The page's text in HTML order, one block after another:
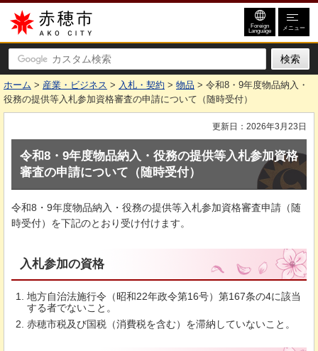
赤穂市
Foreign
Language メニュー
ホーム > 産業・ビジネス > 入札・契約 > 物品 > 令和8・9年度物品納入・
役務の提供等入札参加資格審査の申請について（随時受付）
更新日：2026年3月23日
令和8・9年度物品納入・役務の提供等入札参加資格
審査の申請について（随時受付）
令和8・9年度物品納入・役務の提供等入札参加資格審査申請（随
時受付）を下記のとおり受け付けます。
入札参加の資格
地方自治法施行令（昭和22年政令第16号）第167条の4に該当
する者でないこと。
赤穂市税及び国税（消費税を含む）を滞納していないこと。